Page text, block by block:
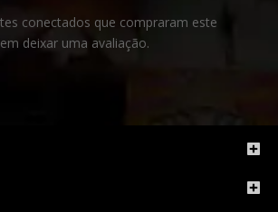
conectados que compraram este
deixar uma avaliação.